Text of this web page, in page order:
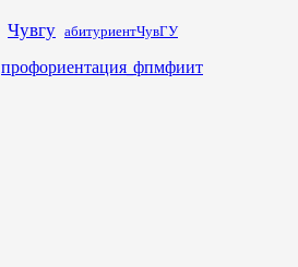
Чувгу абитуриентЧувГУ
профориентация_фпмфиит